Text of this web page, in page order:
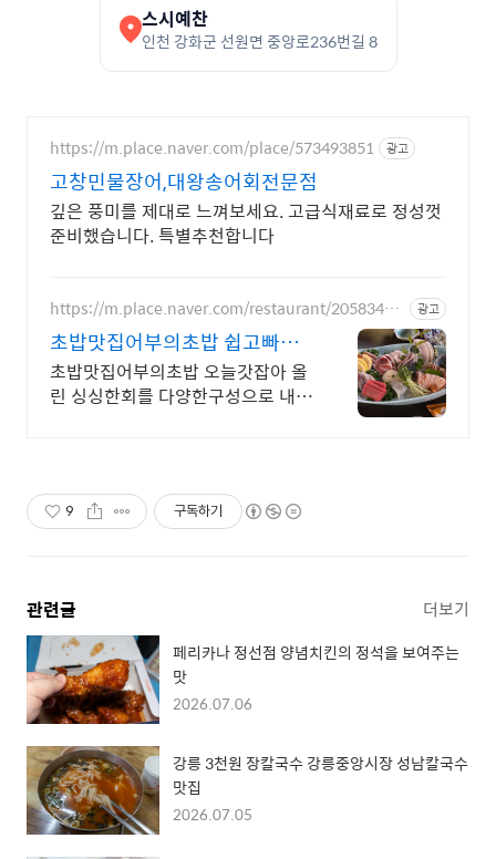
스시예찬
인천 강화군 선원면 중앙로236번길 8
https://m.place.naver.com/place/573493851 광고
고창민물장어,대왕송어회전문점
깊은 풍미를 제대로 느껴보세요. 고급식재료로 정성껏
준비했습니다. 특별추천합니다
https://m.place.naver.com/restaurant/20583452 광고
초밥맛집어부의초밥 쉽고빠른
네이버예약
초밥맛집어부의초밥 오늘갓잡아 올
린 싱싱한회를 다양한구성으로 내어
9 구독하기
관련글 더보기
페리카나 정선점 양념치킨의 정석을 보여주는
맛
2026.07.06
강릉 3천원 장칼국수 강릉중앙시장 성남칼국수
맛집
2026.07.05